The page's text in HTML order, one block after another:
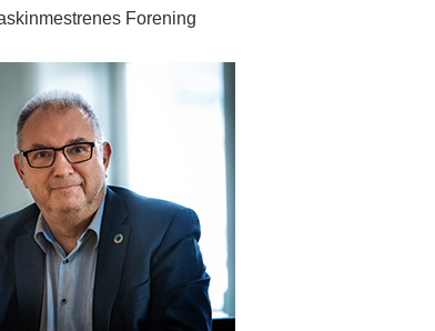
Forening